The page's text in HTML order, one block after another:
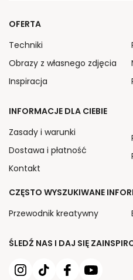
ŚLEDŹ NAS I DAJ SIĘ
OFERTA
Techniki
Obrazy z własnego zdjęcia
Inspiracja
INFORMACJE DLA CIEBIE
Zasady i warunki
Dostawa i płatność
Kontakt
CZĘSTO WYSZUKIWANE
Przewodnik kreatywny